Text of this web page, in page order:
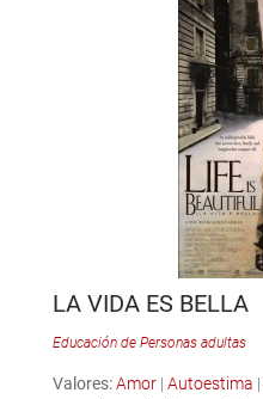
LA VIDA ES BELLA
Educación de Personas adultas
Valores:Amor| Autoestima |